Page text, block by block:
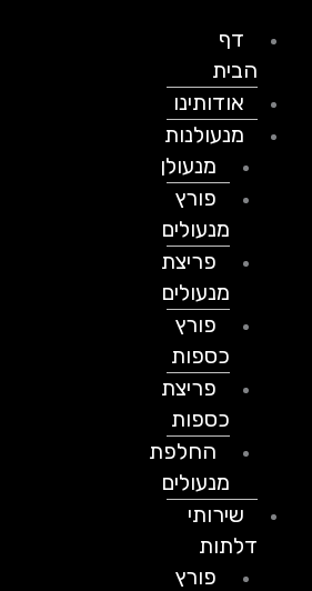
דף
הבית
אודותינו
מנעולנות
מנעולן
פורץ
מנעולים
פריצת
מנעולים
פורץ
כספות
פריצת
כספות
החלפת
מנעולים
שירותי
דלתות
פורץ